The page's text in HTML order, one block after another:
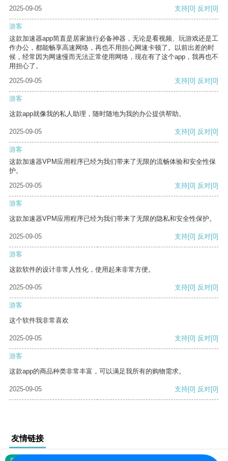
2025-09-05
支持[0] 反对[0]
游客
这款加速器app简直是居家旅行必备神器，无论是看视频、玩游戏还是工
作办公，都能畅享高速网络，再也不用担心网速卡顿了。以前出差的时
候，经常因为网速慢而无法正常使用网络，现在有了这个app，我再也不
用担心了。
2025-09-05
支持[0] 反对[0]
游客
这款app就像我的私人助理，随时随地为我的办公提供帮助。
2025-09-05 支持[0] 反对[0]
游客
这款加速器VPM应用程序已经为我们带来了无限的流畅体验和安全性保
护。
2025-09-05
支持[0] 反对[0]
游客
这款加速器VPM应用程序已经为我们带来了无限的隐私和安全性保护。
2025-09-05 支持[0] 反对[0]
游客
这款软件的设计非常人性化，使用起来非常方便。
2025-09-05 支持[0] 反对[0]
游客
这个软件我非常喜欢
2025-09-05 支持[0] 反对[0]
游客
这款app的商品种类非常丰富，可以满足我所有的购物需求。
2025-09-05 支持[0] 反对[0]
友情链接